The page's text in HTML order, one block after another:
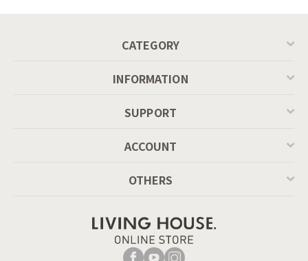
天板を引き上げた姿も凛とした佇まいでモダンな雰囲気を崩し
高級感のあるスマートなデザイン
CATEGORY
INFORMATION
SUPPORT
ACCOUNT
OTHERS